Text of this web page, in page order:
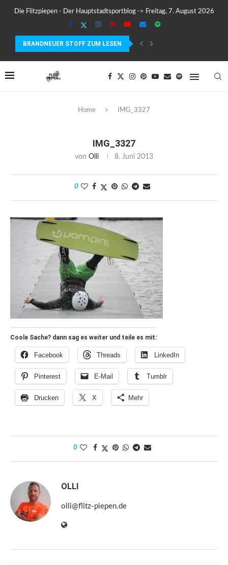
Die Flitzpiepen - Der Hauptstadtsportblog -> Freitag, 7. August 2026
BRANDNEUER STOFF ZUM LESEN
COROS PACE 4 IM TEST – LEICHT, SCHNELL...
Home IMG_3327
IMG_3327
von Olli 8. Juni 2013
0
Coole Sache? dann sag es weiter und teile es mit:
Facebook Threads LinkedIn
Pinterest E-Mail Tumblr
Drucken X Mehr
0
OLLI
olli@flitz-piepen.de